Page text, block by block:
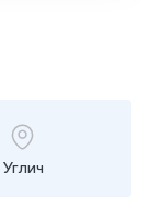
Углич